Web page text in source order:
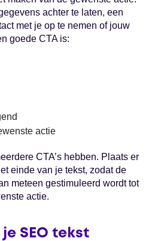
achter te laten, een
met je op te nemen of jouw
goede CTA is:
actie
CTA’s hebben. Plaats er
einde van je tekst, zodat de
meteen gestimuleerd wordt tot
actie.
je SEO tekst